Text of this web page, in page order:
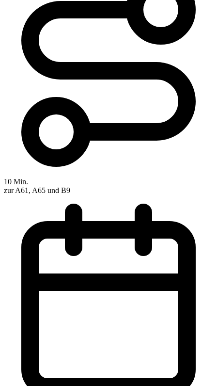
10 Min.
zur A61, A65 und B9